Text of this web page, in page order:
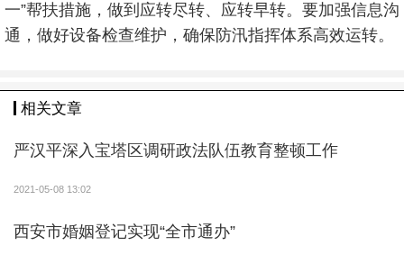
一”帮扶措施，做到应转尽转、应转早转。要加强信息沟
通，做好设备检查维护，确保防汛指挥体系高效运转。
相关文章
严汉平深入宝塔区调研政法队伍教育整顿工作
2021-05-08 13:02
西安市婚姻登记实现“全市通办”